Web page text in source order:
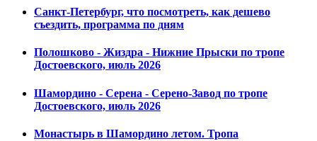
Санкт-Петербург, что посмотреть, как дешево
съездить, программа по дням
Полошково - Жиздра - Нижние Прыски по тропе
Достоевского, июль 2026
Шамордино - Серена - Серено-Завод по тропе
Достоевского, июль 2026
Монастырь в Шамордино летом. Тропа